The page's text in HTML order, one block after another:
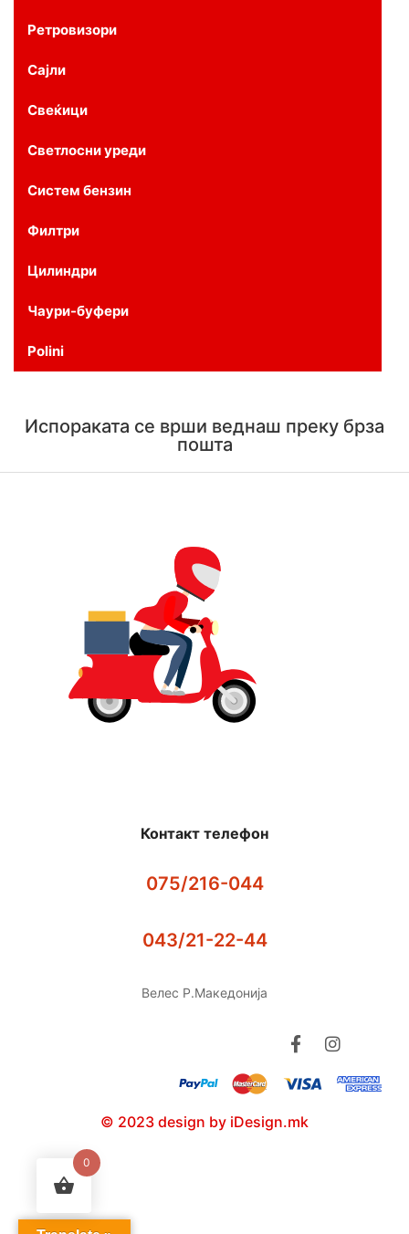
Ретровизори
Сајли
Свеќици
Светлосни уреди
Систем бензин
Филтри
Цилиндри
Чаури-буфери
Polini
Испораката се врши веднаш преку брза
пошта
Контакт телефон
075/216-044
043/21-22-44
Велес Р.Македонија
© 2023 design by iDesign.mk
0